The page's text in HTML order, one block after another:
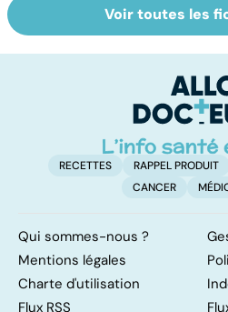
Faire du sport à
domicile, c'est
Voir toutes les
RECETTES RAPPEL PRODUIT
CANCER
Qui sommes-nous ?
Mentions légales
Charte d'utilisation
Flux RSS